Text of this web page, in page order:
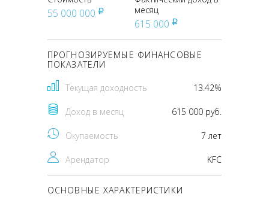
55 000 000 pуб
месяц
615 000 pуб
ПРОГНОЗИРУЕМЫЕ ФИНАНСОВЫЕ
ПОКАЗАТЕЛИ
Текущая доходность 13.42%
Доход в месяц 615 000 руб.
Окупаемость 7 лет
Арендатор KFC
ОСНОВНЫЕ ХАРАКТЕРИСТИКИ